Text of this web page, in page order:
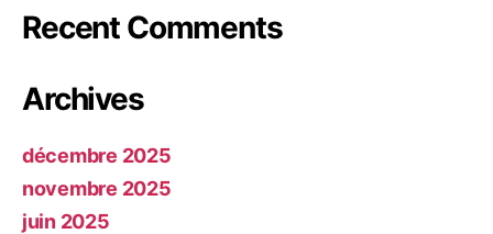
Recent Comments
Archives
décembre 2025
novembre 2025
juin 2025